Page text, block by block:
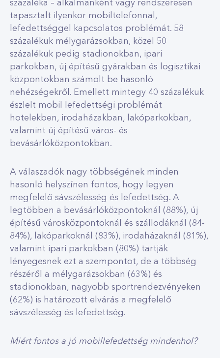
százaléka – alkalmanként vagy rendszeresen
tapasztalt ilyenkor mobiltelefonnal,
lefedettséggel kapcsolatos problémát. 58
százalékuk mélygarázsokban, közel 50
százalékuk pedig stadionokban, ipari
parkokban, új építésű gyárakban és logisztikai
központokban számolt be hasonló
nehézségekről. Emellett mintegy 40 százalékuk
észlelt mobil lefedettségi problémát
hotelekben, irodaházakban, lakóparkokban,
valamint új építésű város- és
bevásárlóközpontokban.
A válaszadók nagy többségének minden
hasonló helyszínen fontos, hogy legyen
megfelelő sávszélesség és lefedettség. A
legtöbben a bevásárlóközpontoknál (88%), új
építésű városközpontoknál és szállodáknál (84-
84%), lakóparkoknál (83%), irodaházaknál (81%),
valamint ipari parkokban (80%) tartják
lényegesnek ezt a szempontot, de a többség
részéről a mélygarázsokban (63%) és
stadionokban, nagyobb sportrendezvényeken
(62%) is határozott elvárás a megfelelő
sávszélesség és lefedettség.
Miért fontos a jó mobillefedettség mindenhol?